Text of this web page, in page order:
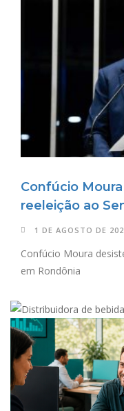
Confúcio
reeleição ao
1 DE AGOSTO DE
Confúcio Moura
em Rondônia